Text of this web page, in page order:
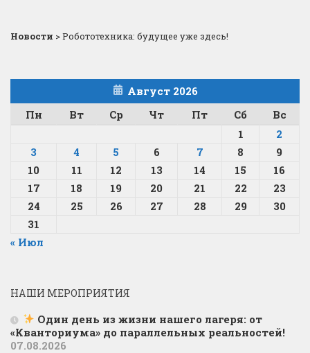
Новости >Робототехника: будущее уже здесь!
Август 2026
Пн
Вт Ср Чт Пт Сб
Вс
1
2
3
4 5 6 7 8
9
10
11 12 13 14 15
16
17
18 19 20 21 22
23
24
25 26 27 28 29
30
31
« Июл
НАШИ МЕРОПРИЯТИЯ
Один день из жизни нашего лагеря: от
«Кванториума» до параллельных реальностей!
07.08.2026